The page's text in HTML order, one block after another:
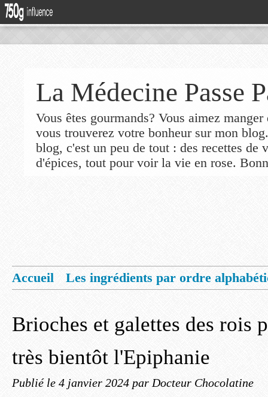
La Médecine Passe
Vous êtes gourmands? Vous aimez
vous trouverez votre bonheur sur mon
blog, c'est un peu de tout : des recettes de
d'épices, tout pour voir la vie en rose.
Accueil
Les ingrédients par ordre
Brioches et galettes des rois
très bientôt l'Epiphanie
Publié le 4 janvier 2024 par Docteur Chocolatine